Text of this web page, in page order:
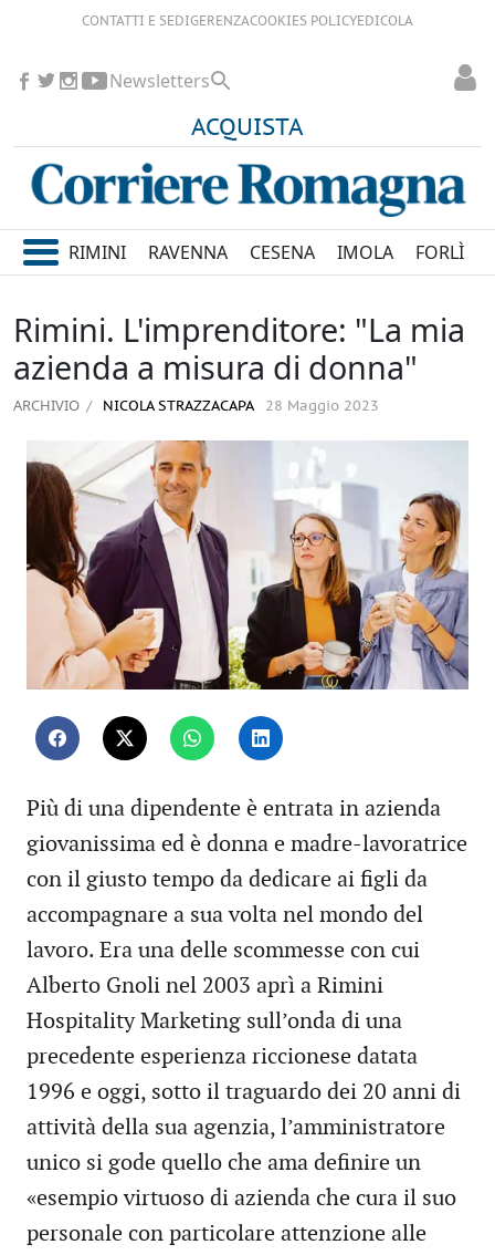
CONTATTI E SEDIGERENZACOOKIES POLICYEDICOLA
ACQUISTA
Newsletters
RIMINI RAVENNA CESENA IMOLA FORLÌ
Rimini. L'imprenditore: "La mia
azienda a misura di donna"
ARCHIVIO NICOLA STRAZZACAPA 28 Maggio 2023
Più di una dipendente è entrata in azienda
giovanissima ed è donna e madre-lavoratrice
con il giusto tempo da dedicare ai figli da
accompagnare a sua volta nel mondo del
lavoro. Era una delle scommesse con cui
Alberto Gnoli nel 2003 aprì a Rimini
Hospitality Marketing sull’onda di una
precedente esperienza riccionese datata
1996 e oggi, sotto il traguardo dei 20 anni di
attività della sua agenzia, l’amministratore
unico si gode quello che ama definire un
«esempio virtuoso di azienda che cura il suo
personale con particolare attenzione alle